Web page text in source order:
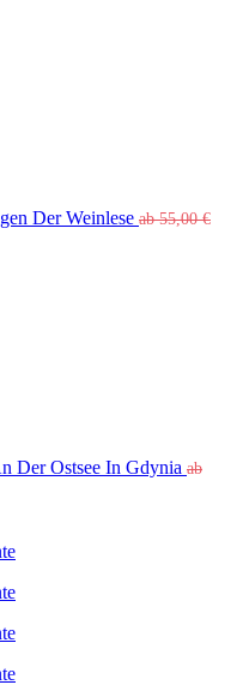
Der Weinlese ab55,00€
Der Ostsee In Gdynia ab